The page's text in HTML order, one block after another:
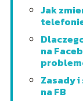
Jak
na
Zasady i
na FB